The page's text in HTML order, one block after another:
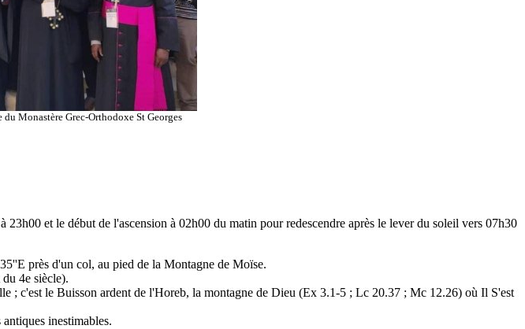
Monastère Grec-Orthodoxe St Georges
et le début de l'ascension à 02h00 du matin pour redescendre après le lever du soleil vers 07h30
près d'un col, au pied de la Montagne de Moïse.
4e siècle).
; c'est le Buisson ardent de l'Horeb, la montagne de Dieu (Ex 3.1-5 ; Lc 20.37 ; Mc 12.26) où Il S'est
inestimables.